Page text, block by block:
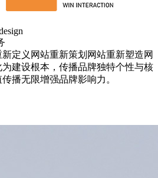
定义网站重新策划网站重新塑造网
建设根本，传播品牌独特个性与核
播无限增强品牌影响力。